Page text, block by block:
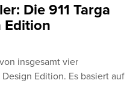
Die 911 Targa
Edition
insgesamt vier
Edition. Es basiert auf